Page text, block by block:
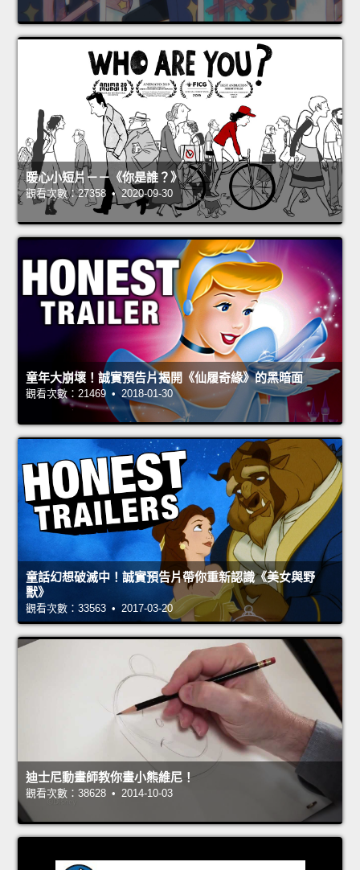
暖心小短片－－《你是誰？》
觀看次數：27358 • 2020-09-30
童年大崩壞！誠實預告片揭開《仙履奇緣》的黑暗面
觀看次數：21469 • 2018-01-30
童話幻想破滅中！誠實預告片帶你重新認識《美女與野
獸》
觀看次數：33563 • 2017-03-20
迪士尼動畫師教你畫小熊維尼！
觀看次數：38628 • 2014-10-03